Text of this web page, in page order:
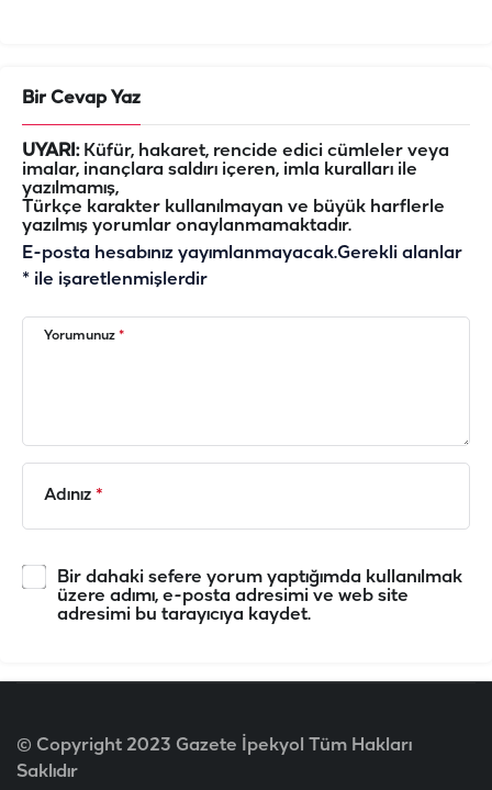
Bir Cevap Yaz
UYARI:Küfür, hakaret, rencide edici cümleler veya
imalar, inançlara saldırı içeren, imla kuralları ile
yazılmamış,
Türkçe karakter kullanılmayan ve büyük harflerle
yazılmış yorumlar onaylanmamaktadır.
E-posta hesabınız yayımlanmayacak.Gerekli alanlar
* ile işaretlenmişlerdir
Yorumunuz *
Adınız *
Bir dahaki sefere yorum yaptığımda kullanılmak
üzere adımı, e-posta adresimi ve web site
adresimi bu tarayıcıya kaydet.
© Copyright 2023 Gazete İpekyol Tüm Hakları
Saklıdır